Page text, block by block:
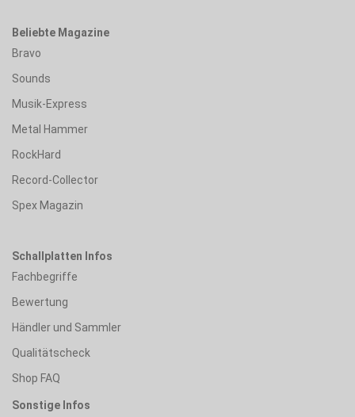
Beliebte Magazine
Bravo
Sounds
Musik-Express
Metal Hammer
RockHard
Record-Collector
Spex Magazin
Schallplatten Infos
Fachbegriffe
Bewertung
Händler und Sammler
Qualitätscheck
Shop FAQ
Sonstige Infos